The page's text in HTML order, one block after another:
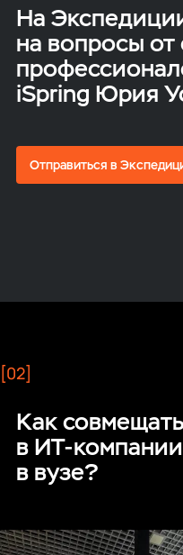
На
на вопросы от
iSpring Юрия
Отправиться в
[02]
Как
в
в вузе?